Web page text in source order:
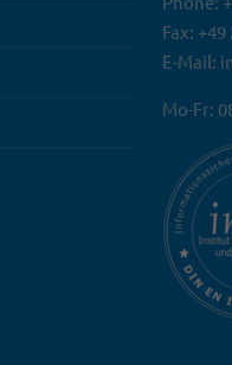
Fax: +49
E-Mail:
Mo-Fr: